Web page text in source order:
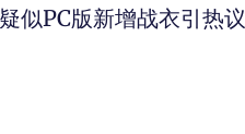
似PC版新增战衣引热议